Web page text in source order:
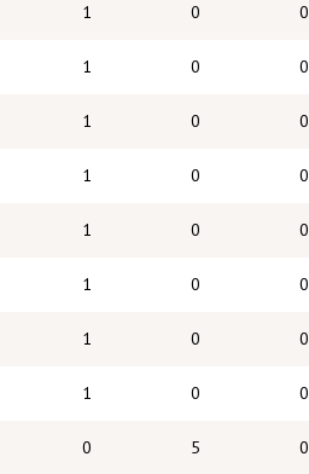
1 0
0
1 0
0
1 0
0
1 0
0
1 0
0
1 0
0
1 0
0
1 0 0
0 5 0